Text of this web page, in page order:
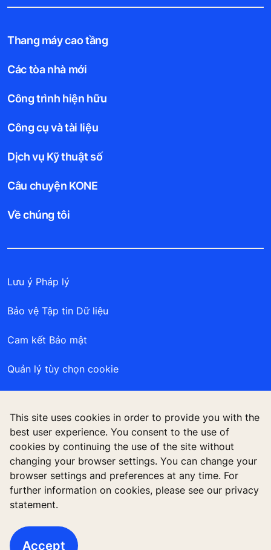
This site uses cookies in order to provide you with the
best user experience. You consent to the use of
cookies by continuing the use of the site without
changing your browser settings. You can change your
browser settings and preferences at any time. For
further information on cookies, please see our privacy
statement.
Accept
Thang máy cao tầng
Các tòa nhà mới
Công trình hiện hữu
Công cụ và tài liệu
Dịch vụ Kỹ thuật số
Câu chuyện KONE
Về chúng tôi
Lưu ý Pháp lý
Bảo vệ Tập tin Dữ liệu
Cam kết Bảo mật
Quản lý tùy chọn cookie
Công ty TNHH KONE Việt Nam, Tòa nhà Centre
Point, 106 Nguyễn Văn Trỗi, Phường 8, Phú Nhuận,
TP. Hồ Chí Minh, Việt Nam